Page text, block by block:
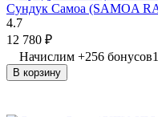
Сундук Самоа (SAMOA
4.7
12 780 ₽
Начислим +256 бонусов
В корзину